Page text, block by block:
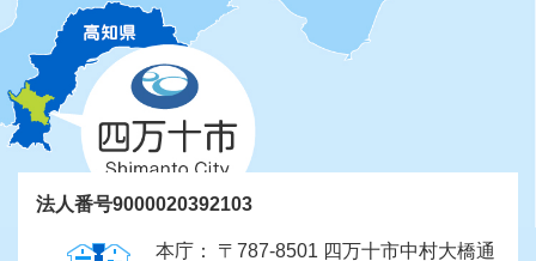
法人番号9000020392103
本庁： 〒787-8501 四万十市中村大橋通